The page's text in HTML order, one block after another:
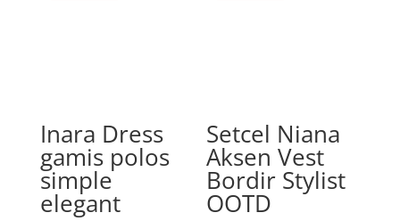
Inara Dress
gamis polos
simple
elegant
Setcel Niana
Aksen Vest
Bordir Stylist
OOTD